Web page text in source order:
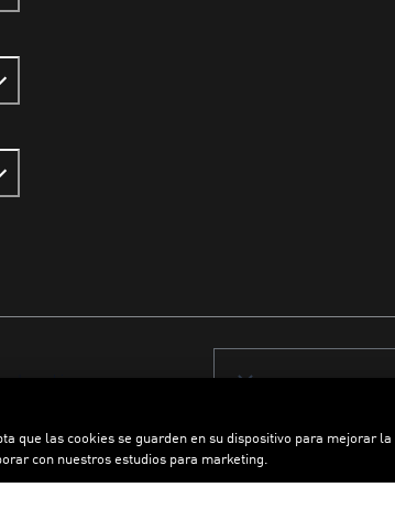
de cookies
que las cookies se guarden en su dispositivo para mejorar la
con nuestros estudios para marketing.